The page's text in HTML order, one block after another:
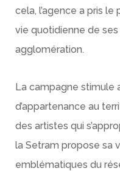
cela, l’agence a pris le
vie quotidienne de
agglomération.
La campagne stimule
d’appartenance au
des artistes qui
la Setram propose sa
emblématiques du